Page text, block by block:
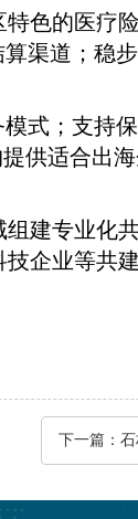
色的医疗
渠道；稳
式；支持
供适合出
建专业化
企业等共
下一篇：